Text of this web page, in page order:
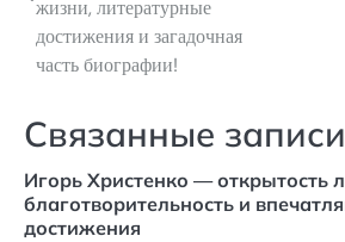
записям
жизни, литературные
достижения и загадочная
часть биографии!
Связанные записи
Игорь Христенко — открытость
благотворительность и
достижения